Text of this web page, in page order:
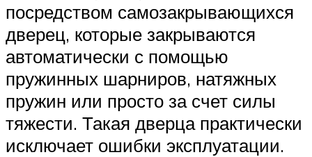
посредством самозакрывающихся
дверец, которые закрываются
автоматически с помощью
пружинных шарниров, натяжных
пружин или просто за счет силы
тяжести. Такая дверца практически
исключает ошибки эксплуатации.